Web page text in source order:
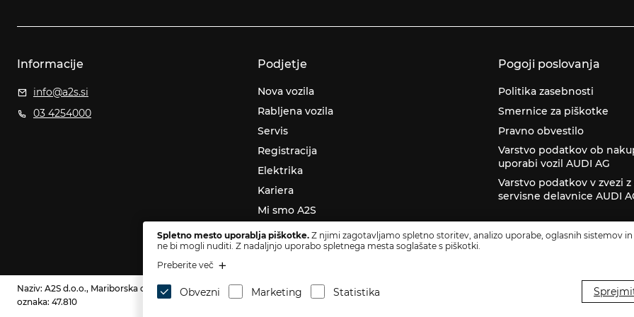
Informacije
info@a2s.si
03 4254000
Podjetje
Nova vozila
Rabljena vozila
Servis
Registracija
Elektrika
Kariera
Mi smo A2S
Novice
Pogoji poslovanja
Politika zasebnosti
Smernice za piškotke
Pravno obvestilo
Varstvo podatkov ob
uporabi vozil AUDI AG
Varstvo podatkov v zvezi
servisne delavnice AUDI
Naziv: A2S d.o.o., Mariborska cesta 140, 3000 Celje, Slovenia, DŠ: SI61016519, MŠ: 5558999000, Glavna dejavnost: Trgovina na drobno z motornimi
oznaka: 47.810
Spletno mesto uporablja piškotke. Z njimi zagotavljamo spletno storitev, analizo uporabe, oglasnih sistemov
ne bi mogli nuditi. Z nadaljnjo uporabo spletnega mesta soglašate s piškotki.
Preberite več
Obvezni Marketing Statistika